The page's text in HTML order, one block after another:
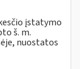
įstatymo
š. m.
nuostatos